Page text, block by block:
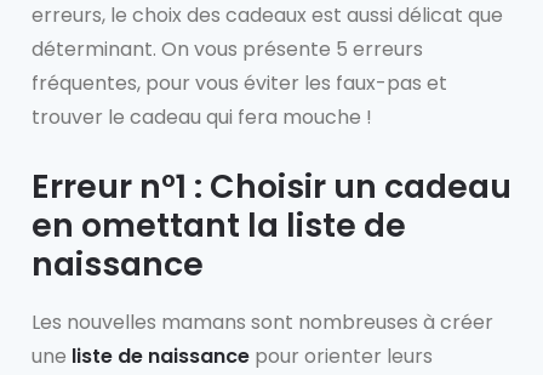
erreurs, le choix des cadeaux est aussi délicat que
déterminant. On vous présente 5 erreurs
fréquentes, pour vous éviter les faux-pas et
trouver le cadeau qui fera mouche !
Erreur n°1 : Choisir un cadeau
en omettant la liste de
naissance
Les nouvelles mamans sont nombreuses à créer
une liste de naissance pour orienter leurs